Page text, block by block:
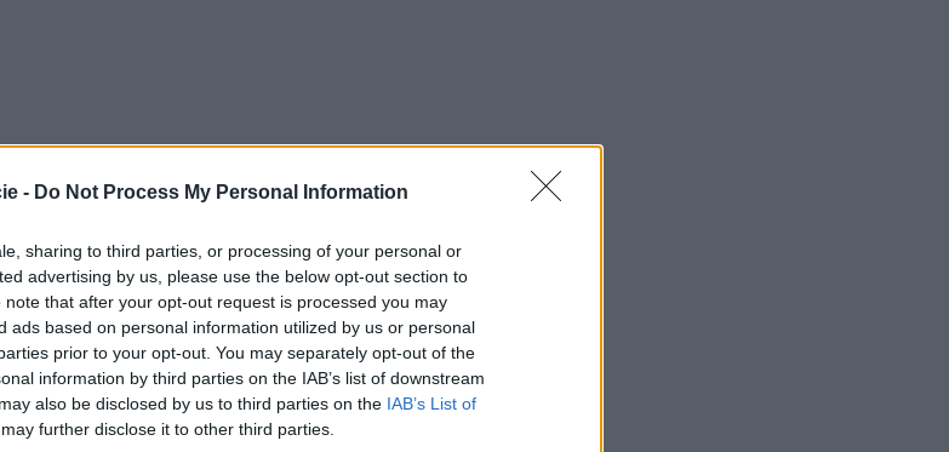
- Do Not Process My Personal Information
sharing to third parties, or processing of your personal or
advertising by us, please use the below opt-out section to
that after your opt-out request is processed you may
ads based on personal information utilized by us or personal
prior to your opt-out. You may separately opt-out of the
information by third parties on the IAB’s list of downstream
also be disclosed by us to third parties on the IAB’s List of
further disclose it to other third parties.